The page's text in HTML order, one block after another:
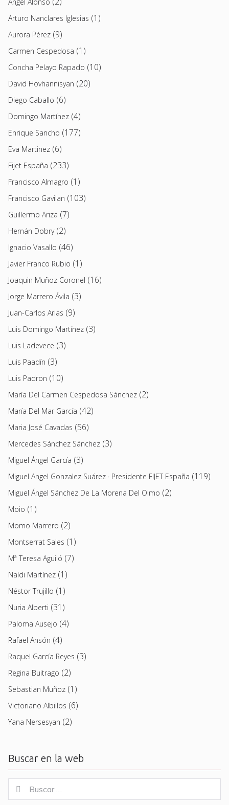
Arturo Nanclares Iglesias (1)
Aurora Pérez (9)
Carmen Cespedosa (1)
Concha Pelayo Rapado (10)
David Hovhannisyan (20)
Diego Caballo (6)
Domingo Martínez (4)
Enrique Sancho (177)
Eva Martinez (6)
Fijet España (233)
Francisco Almagro (1)
Francisco Gavilan (103)
Guillermo Ariza (7)
Hernán Dobry(2)
Ignacio Vasallo (46)
Javier Franco Rubio (1)
Joaquin Muñoz Coronel (16)
Jorge Marrero Ávila (3)
Juan-Carlos Arias (9)
Luis Domingo Martínez (3)
Luis Ladevece (3)
Luis Paadín (3)
Luis Padron (10)
María Del Carmen Cespedosa Sánchez (2)
María Del Mar García (42)
Maria José Cavadas (56)
Mercedes Sánchez Sánchez (3)
Miguel Ángel García (3)
Miguel Angel Gonzalez Suárez · Presidente FIJET España (119)
Miguel Ángel Sánchez De La Morena Del Olmo (2)
Moio (1)
Momo Marrero (2)
Montserrat Sales (1)
Mª Teresa Aguiló (7)
Naldi Martínez (1)
Néstor Trujillo (1)
Nuria Alberti (31)
Paloma Ausejo (4)
Rafael Ansón (4)
Raquel García Reyes (3)
Regina Buitrago (2)
Sebastian Muñoz (1)
Victoriano Albillos (6)
Yana Nersesyan (2)
Buscar en la web
for:
Buscar